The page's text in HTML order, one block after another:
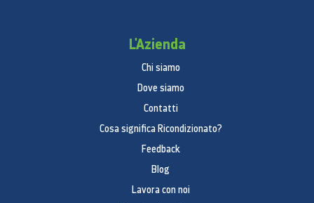
2 (Fresh zone 1 ea / Veg box 1 ea)
Power Cool Function
Funzioni del congelatore
Number of Drawer
L'Azienda
Chi siamo
Dove siamo
Contatti
Cosa significa Ricondizionato?
Feedback
Blog
Lavora con noi